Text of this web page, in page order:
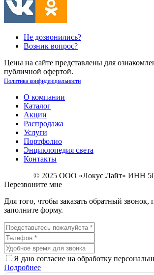
Не дозвонились?
Возник вопрос?
Цены на сайте представлены для
публичной офертой.
Политика конфиденциальности
О компании
Каталог
Акции
Распродажа
Услуги
Портфолио
Энциклопедия света
Контакты
© 2025 ООО «Локус Лайт» ИНН
Перезвоните мне
Для того, чтобы заказать обратный звонок,
заполните форму.
Я даю согласие на обработку
Подробнее